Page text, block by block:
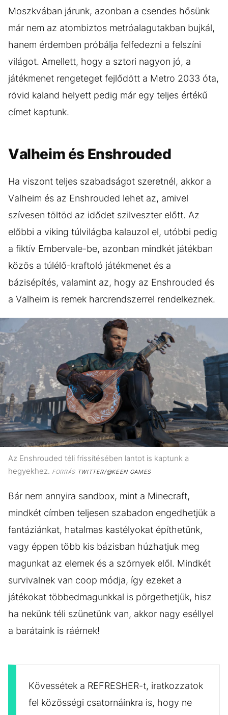
Moszkvában járunk, azonban a csendes hősünk
már nem az atombiztos metróalagutakban bujkál,
hanem érdemben próbálja felfedezni a felszíni
világot. Amellett, hogy a sztori nagyon jó, a
játékmenet rengeteget fejlődött a Metro 2033 óta,
rövid kaland helyett pedig már egy teljes értékű
címet kaptunk.
Valheim és Enshrouded
Ha viszont teljes szabadságot szeretnél, akkor a
Valheim és az Enshrouded lehet az, amivel
szívesen töltöd az idődet szilveszter előtt. Az
előbbi a viking túlvilágba kalauzol el, utóbbi pedig
a fiktív Embervale-be, azonban mindkét játékban
közös a túlélő-kraftoló játékmenet és a
bázisépítés, valamint az, hogy az Enshrouded és
a Valheim is remek harcrendszerrel rendelkeznek.
Az Enshrouded téli frissítésében lantot is kaptunk a
hegyekhez. FORRÁSTWITTER/@KEEN GAMES
Bár nem annyira sandbox, mint a Minecraft,
mindkét címben teljesen szabadon engedhetjük a
fantáziánkat, hatalmas kastélyokat építhetünk,
vagy éppen több kis bázisban húzhatjuk meg
magunkat az elemek és a szörnyek elől. Mindkét
survivalnek van coop módja, így ezeket a
játékokat többedmagunkkal is pörgethetjük, hisz
ha nekünk téli szünetünk van, akkor nagy eséllyel
a barátaink is ráérnek!
Kövessétek a REFRESHER-t, iratkozzatok
fel közösségi csatornáinkra is, hogy ne